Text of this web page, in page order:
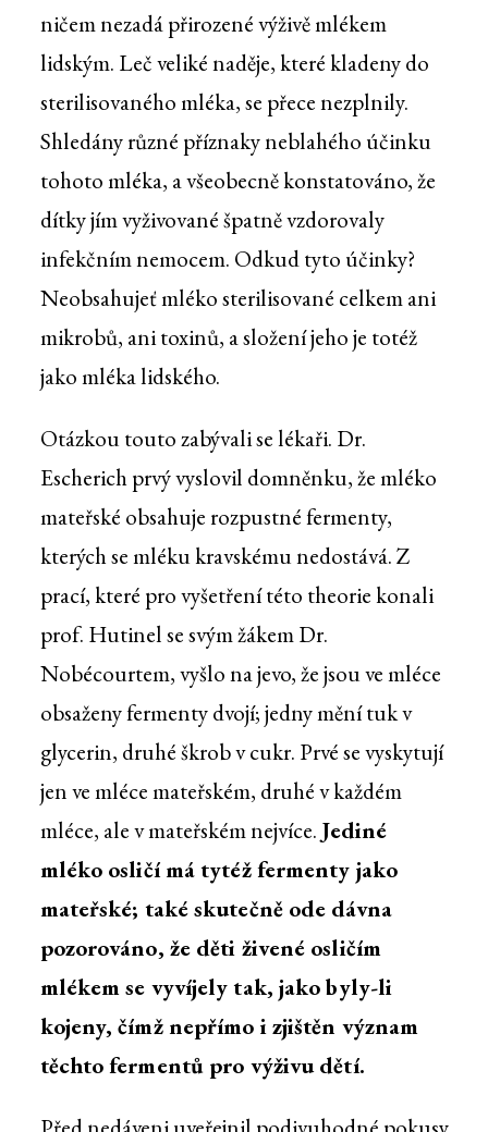
ničem nezadá přirozené výživě mlékem
lidským. Leč veliké naděje, které kladeny do
sterilisovaného mléka, se přece nezplnily.
Shledány různé příznaky neblahého účinku
tohoto mléka, a všeobecně konstatováno, že
dítky jím vyživované špatně vzdorovaly
infekčním nemocem. Odkud tyto účinky?
Neobsahujeť mléko sterilisované celkem ani
mikrobů, ani toxinů, a složení jeho je totéž
jako mléka lidského.
Otázkou touto zabývali se lékaři. Dr.
Escherich prvý vyslovil domněnku, že mléko
mateřské obsahuje rozpustné fermenty,
kterých se mléku kravskému nedostává. Z
prací, které pro vyšetření této theorie konali
prof. Hutinel se svým žákem Dr.
Nobécourtem, vyšlo na jevo, že jsou ve mléce
obsaženy fermenty dvojí; jedny mění tuk v
glycerin, druhé škrob v cukr. Prvé se vyskytují
jen ve mléce mateřském, druhé v každém
mléce, ale v mateřském nejvíce. Jediné
mléko osličí má tytéž fermenty jako
mateřské; také skutečně ode dávna
pozorováno, že děti živené osličím
mlékem se vyvíjely tak, jako byly-li
kojeny, čímž nepřímo i zjištěn význam
těchto fermentů pro výživu dětí.